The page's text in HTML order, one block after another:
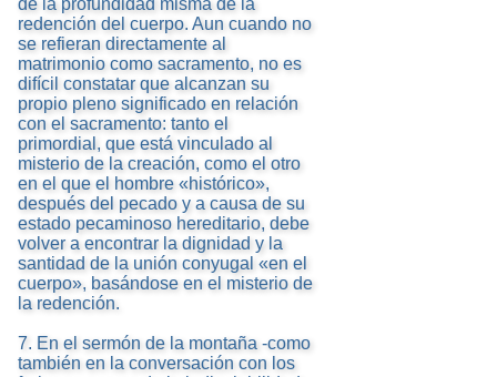
de la profundidad misma de la
redención del cuerpo. Aun cuando no
se refieran directamente al
matrimonio como sacramento, no es
difícil constatar que alcanzan su
propio pleno significado en relación
con el sacramento: tanto el
primordial, que está vinculado al
misterio de la creación, como el otro
en el que el hombre «histórico»,
después del pecado y a causa de su
estado pecaminoso hereditario, debe
volver a encontrar la dignidad y la
santidad de la unión conyugal «en el
cuerpo», basándose en el misterio de
la redención.
7. En el sermón de la montaña -como
también en la conversación con los